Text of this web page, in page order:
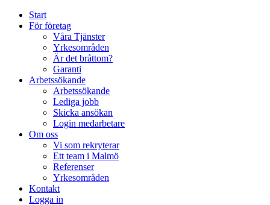
Start
För företag
Våra Tjänster
Yrkesområden
Är det bråttom?
Garanti
Arbetssökande
Arbetssökande
Lediga jobb
Skicka ansökan
Login medarbetare
Om oss
Vi som rekryterar
Ett team i Malmö
Referenser
Yrkesområden
Kontakt
Logga in